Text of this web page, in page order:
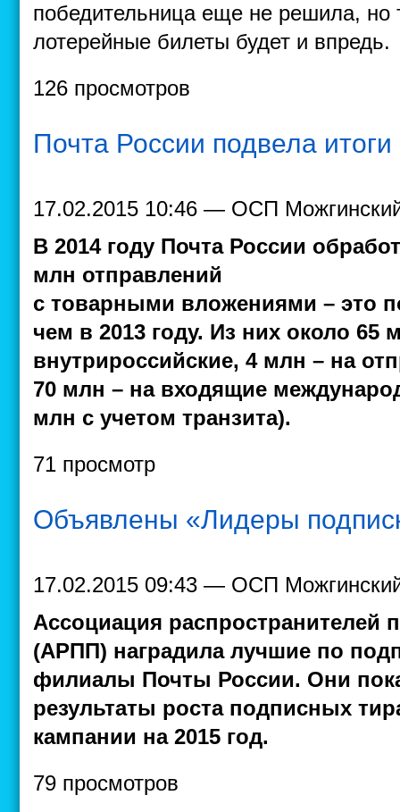
победительница еще не решила, но
лотерейные билеты будет и впредь.
126 просмотров
Почта России подвела
17.02.2015 10:46 — ОСП
В 2014 году Почта России
млн отправлений
с товарными вложениями – это
чем в 2013 году. Из них около 65
внутрироссийские, 4 млн – на
70 млн – на входящие
млн с учетом транзита).
71 просмотр
Объявлены «Лидеры
17.02.2015 09:43 — ОСП
Ассоциация распространителей
(АРПП) наградила лучшие по
филиалы Почты России. Они
результаты роста подписных
кампании на 2015 год.
79 просмотров